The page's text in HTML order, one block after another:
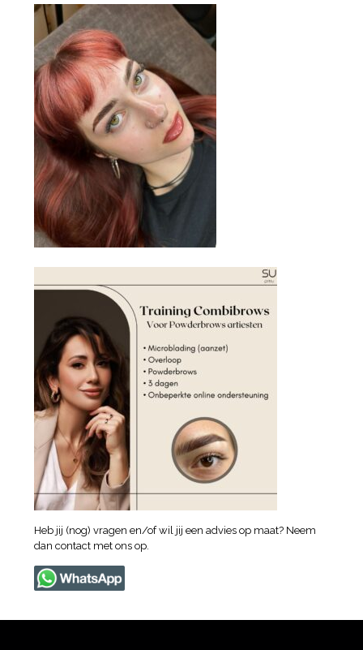
Heb jij (nog) vragen en/of wil jij een advies op maat? Neem
dan contact met ons op.